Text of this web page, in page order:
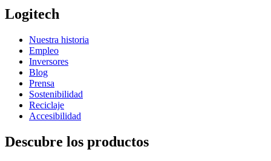
Logitech
Nuestra historia
Empleo
Inversores
Blog
Prensa
Sostenibilidad
Reciclaje
Accesibilidad
Descubre los productos